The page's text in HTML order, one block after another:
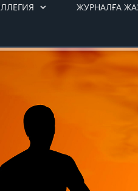
ЖУРНАЛҒА